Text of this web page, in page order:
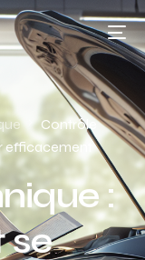
Contrôle
:
se